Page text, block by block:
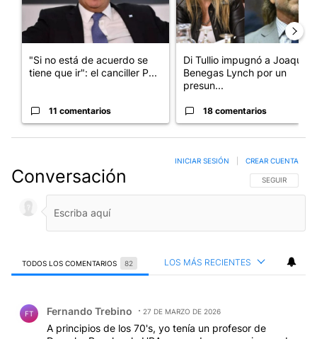
"Si no está de acuerdo se
tiene que ir": el canciller P...
11 comentarios
Di Tullio impugnó a Joaquín
Benegas Lynch por un
presun...
18 comentarios
Conversación SIGA ESTA
SEGUIR
INICIAR SESIÓN CREAR CUENTA
TODOS LOS COMENTARIOS 82 LOS MÁS RECIENTES
FT Fernando Trebino 27 DE MARZO DE 2026
A principios de los 70's, yo tenía un profesor de